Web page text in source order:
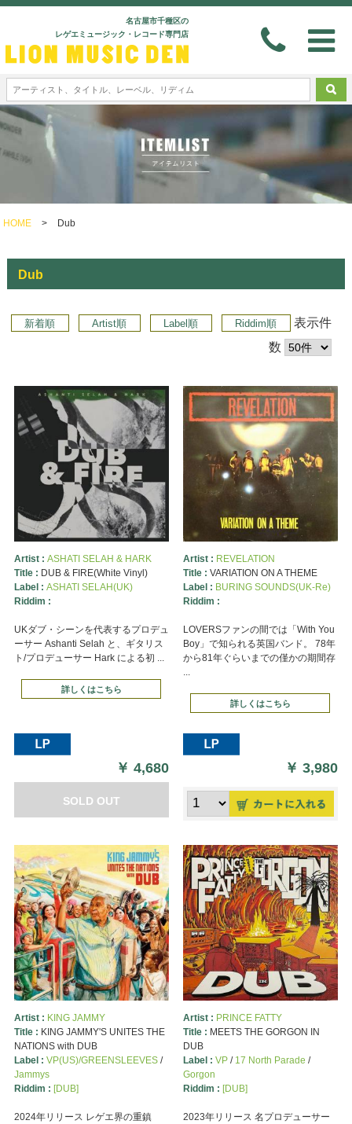
名古屋市千種区の
レゲエミュージック・レコード専門店
HOME > Dub
Dub
新着順 Artist順 Label順 Riddim順
表示件
数
Artist : ASHATI SELAH & HARK
Title : DUB & FIRE(White Vinyl)
Label : ASHATI SELAH(UK)
Riddim :
UKダブ・シーンを代表するプロデュ
ーサー Ashanti Selah と、ギタリス
ト/プロデューサー Hark による初 ...
詳しくはこちら
￥4,680
SOLD OUT
Artist : REVELATION
Title : VARIATION ON A THEME
Label : BURING SOUNDS(UK-Re)
Riddim :
LOVERSファンの間では「With You
Boy」で知られる英国バンド。 78年
から81年ぐらいまでの僅かの期間存
...
詳しくはこちら
￥3,980
Artist : KING JAMMY
Title : KING JAMMY'S UNITES THE
NATIONS with DUB
Label : VP(US)/GREENSLEEVES/
Jammys
Riddim : [DUB]
2024年リリース レゲエ界の重鎮
Artist : PRINCE FATTY
Title : MEETS THE GORGON IN
DUB
Label : VP/ 17 North Parade /
Gorgon
Riddim : [DUB]
2023年リリース 名プロデューサー